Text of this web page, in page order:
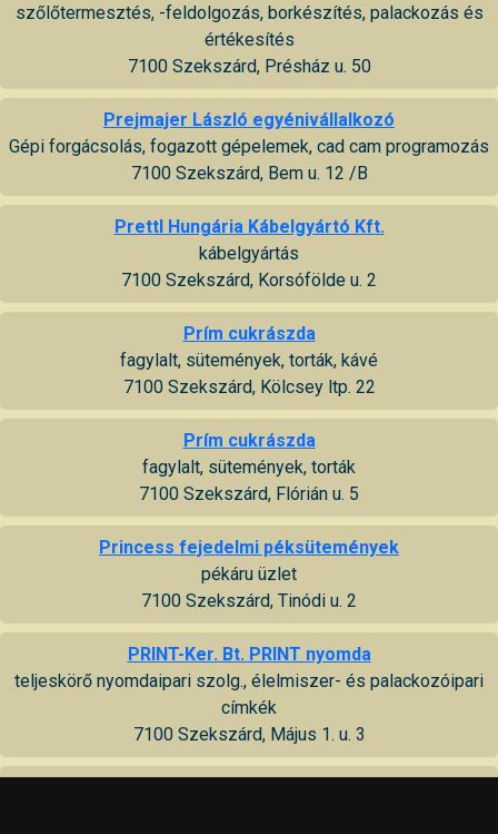
szőlőtermesztés, -feldolgozás, borkészítés, palackozás és
értékesítés
7100 Szekszárd, Présház u. 50
Prejmajer László egyénivállalkozó
Gépi forgácsolás, fogazott gépelemek, cad cam programozás
7100 Szekszárd, Bem u. 12 /B
Prettl Hungária Kábelgyártó Kft.
kábelgyártás
7100 Szekszárd, Korsófölde u. 2
Prím cukrászda
fagylalt, sütemények, torták, kávé
7100 Szekszárd, Kölcsey ltp. 22
Prím cukrászda
fagylalt, sütemények, torták
7100 Szekszárd, Flórián u. 5
Princess fejedelmi péksütemények
pékáru üzlet
7100 Szekszárd, Tinódi u. 2
PRINT-Ker. Bt. PRINT nyomda
teljeskörő nyomdaipari szolg., élelmiszer- és palackozóipari
címkék
7100 Szekszárd, Május 1. u. 3